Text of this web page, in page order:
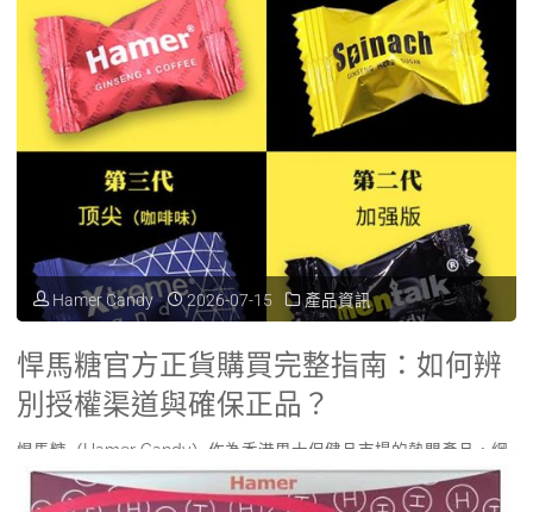
解
答"
香
港
正
貨
購
買
渠
道
全
面
對
馬糖（Hamer），貪方便之餘亦想保護私 …
Read more"悍
馬
網
購
安
全
嗎？
官
方
Hamer Candy 2026-07-15 產品資訊
悍馬糖官方正貨購買完整指南：如何辨
別授權渠道與確保正品？
悍馬糖（Hamer Candy）作為香港男士保健品市場的熱門產品，網
上討論度持續高企。隨著名氣增長， …